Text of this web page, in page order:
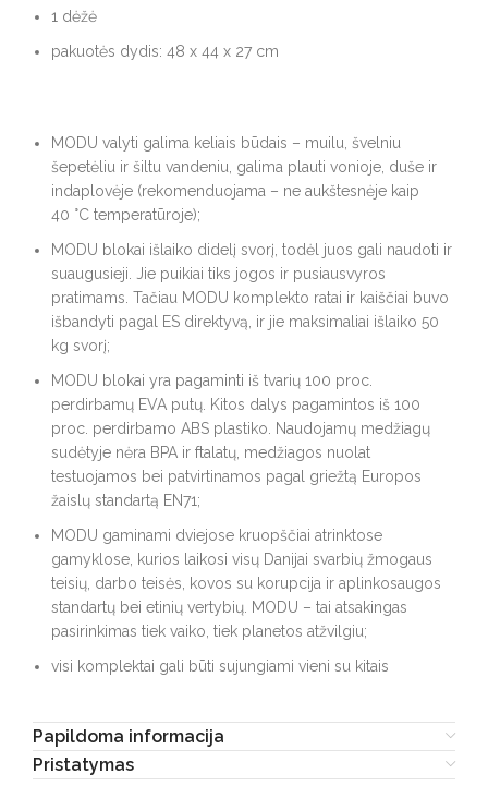
1 dėžė
pakuotės dydis: 48 x 44 x 27 cm
MODU valyti galima keliais būdais – muilu, švelniu
šepetėliu ir šiltu vandeniu, galima plauti vonioje, duše ir
indaplovėje (rekomenduojama – ne aukštesnėje kaip
40 °C temperatūroje);
MODU blokai išlaiko didelį svorį, todėl juos gali naudoti ir
suaugusieji. Jie puikiai tiks jogos ir pusiausvyros
pratimams. Tačiau MODU komplekto ratai ir kaiščiai buvo
išbandyti pagal ES direktyvą, ir jie maksimaliai išlaiko 50
kg svorį;
MODU blokai yra pagaminti iš tvarių 100 proc.
perdirbamų EVA putų. Kitos dalys pagamintos iš 100
proc. perdirbamo ABS plastiko. Naudojamų medžiagų
sudėtyje nėra BPA ir ftalatų, medžiagos nuolat
testuojamos bei patvirtinamos pagal griežtą Europos
žaislų standartą EN71;
MODU gaminami dviejose kruopščiai atrinktose
gamyklose, kurios laikosi visų Danijai svarbių žmogaus
teisių, darbo teisės, kovos su korupcija ir aplinkosaugos
standartų bei etinių vertybių. MODU – tai atsakingas
pasirinkimas tiek vaiko, tiek planetos atžvilgiu;
visi komplektai gali būti sujungiami vieni su kitais
Papildoma informacija
Pristatymas